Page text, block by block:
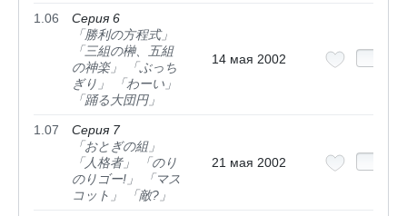
1.06
Серия 6
「勝利の方程式」
「三組の榊、五組
の神楽」 「ぶっち
ぎり」 「わーい」
「踊る大団円」
14 мая 2002
1.07
Серия 7
「おとぎの組」
「人格者」 「のり
のりゴー!」 「マス
コット」 「敵?」
21 мая 2002